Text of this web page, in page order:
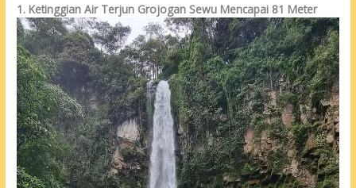
1. Ketinggian Air Terjun Grojogan Sewu Mencapai 81 Meter